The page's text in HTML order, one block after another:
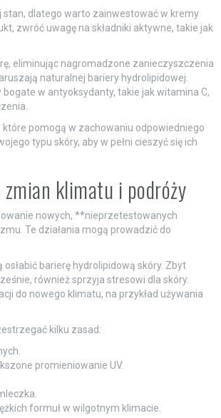
stan, dlatego warto zainwestować w kremy
zwróć uwagę na składniki aktywne, takie jak
eliminując nagromadzone zanieczyszczenia
naturalnej bariery hydrolipidowej.
w antyoksydanty, takie jak witamina C,
które pomogą w zachowaniu odpowiedniego
typu skóry, aby w pełni cieszyć się ich
zmian klimatu i podróży
nowych, **nieprzetestowanych
Te działania mogą prowadzić do
barierę hydrolipidową skóry. Zbyt
również sprzyja stresowi dla skóry.
do nowego klimatu, na przykład używania
kilku zasad:
promieniowanie UV.
formuł w wilgotnym klimacie.